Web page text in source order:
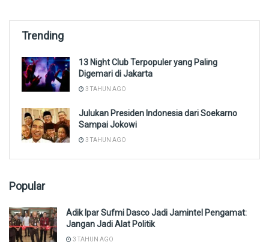
Trending
13 Night Club Terpopuler yang Paling
Digemari di Jakarta
3 TAHUN AGO
Julukan Presiden Indonesia dari Soekarno
Sampai Jokowi
3 TAHUN AGO
Popular
Adik Ipar Sufmi Dasco Jadi Jamintel Pengamat:
Jangan Jadi Alat Politik
3 TAHUN AGO